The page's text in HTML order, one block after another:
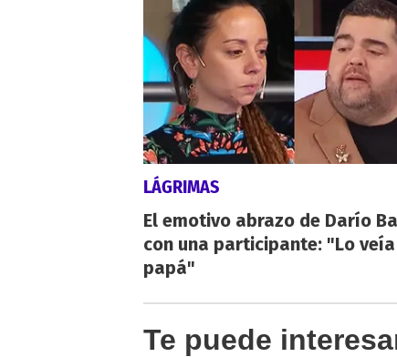
LÁGRIMAS
El emotivo abrazo de Darío
con una participante: "Lo
papá"
Te puede